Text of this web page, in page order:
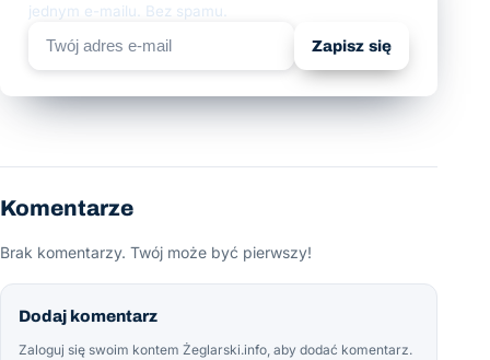
jednym e-mailu. Bez spamu.
Zapisz się
Komentarze
Brak komentarzy. Twój może być pierwszy!
Dodaj komentarz
Zaloguj się swoim kontem Żeglarski.info, aby dodać komentarz.